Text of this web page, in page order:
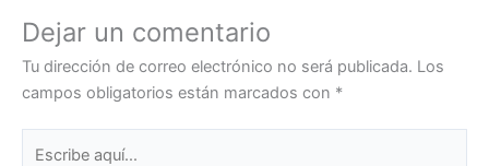
Dejar un comentario
Tu dirección de correo electrónico no será publicada. Los
campos obligatorios están marcados con *